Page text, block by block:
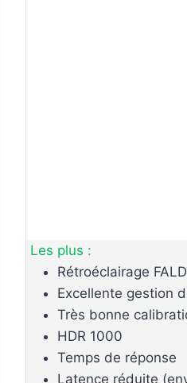
Les plus :
Rétroéclairage
Excellente gestion
Très bonne
HDR 1000
Temps de réponse
Latence réduite